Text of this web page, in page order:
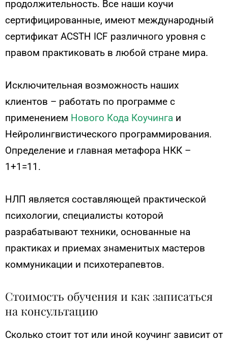
продолжительность. Все наши коучи
сертифицированные, имеют международный
сертификат ACSTH ICF различного уровня с
правом практиковать в любой стране мира.
Исключительная возможность наших
клиентов – работать по программе с
применением Нового Кода Коучинга и
Нейролингвистического программирования.
Определение и главная метафора НКК –
1+1=11.
НЛП является составляющей практической
психологии, специалисты которой
разрабатывают техники, основанные на
практиках и приемах знаменитых мастеров
коммуникации и психотерапевтов.
Стоимость обучения и как записаться
на консультацию
Сколько стоит тот или иной коучинг зависит от